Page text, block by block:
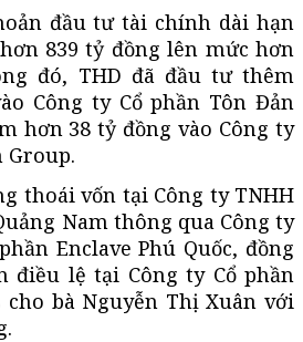
đầu tư tài chính dài hạn
839 tỷ đồng lên mức hơn
đó, THD đã đầu tư thêm
Công ty Cổ phần Tôn Đản
hơn 38 tỷ đồng vào Công ty
Group.
thoái vốn tại Công ty TNHH
Nam thông qua Công ty
Enclave Phú Quốc, đồng
điều lệ tại Công ty Cổ phần
bà Nguyễn Thị Xuân với